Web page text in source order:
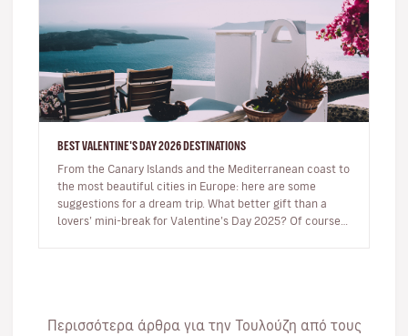
BEST VALENTINE'S DAY 2026 DESTINATIONS
From the Canary Islands and the Mediterranean coast to
the most beautiful cities in Europe: here are some
suggestions for a dream trip. What better gift than a
lovers’ mini-break for Valentine’s Day 2025? Of course,
Περισσότερα άρθρα για την Τουλούζη από τους